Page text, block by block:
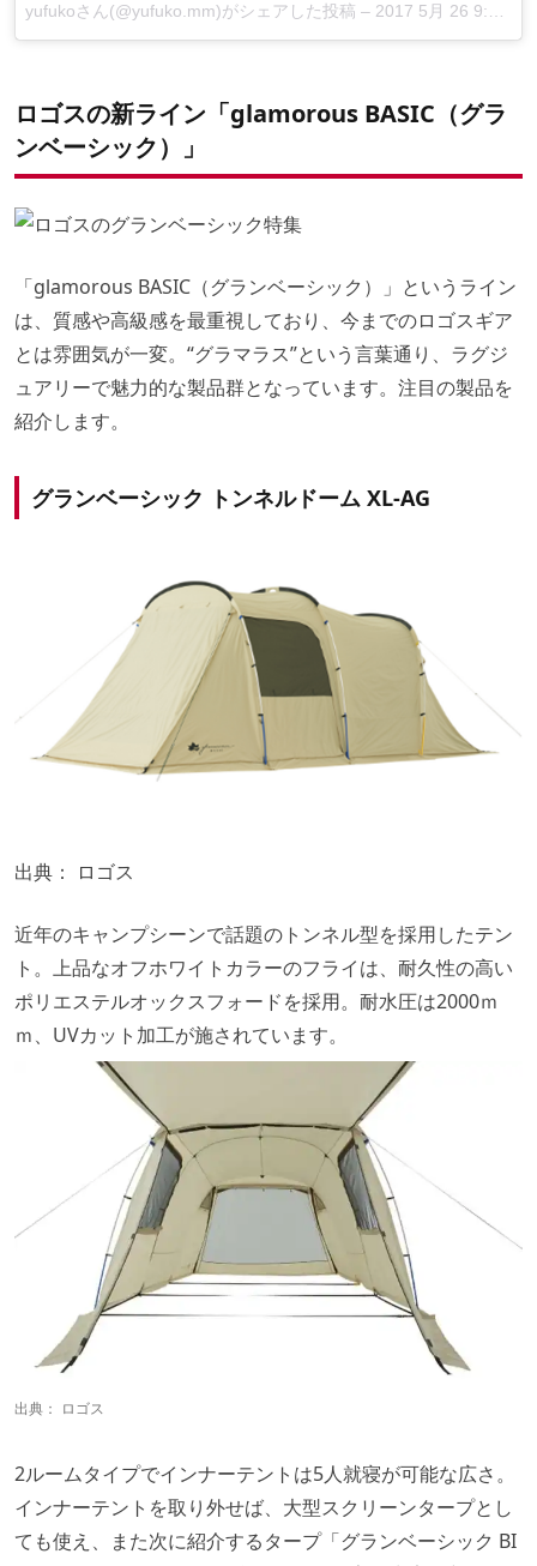
yufukoさん(@yufuko.mm)がシェアした投稿 – 2017 5月 26 9:50午後 PDT
ロゴスの新ライン「glamorous BASIC（グラ
ンベーシック）」
「glamorous BASIC（グランベーシック）」というライン
は、質感や高級感を最重視しており、今までのロゴスギア
とは雰囲気が一変。“グラマラス”という言葉通り、ラグジ
ュアリーで魅力的な製品群となっています。注目の製品を
紹介します。
グランベーシック トンネルドーム XL-AG
出典： ロゴス
近年のキャンプシーンで話題のトンネル型を採用したテン
ト。上品なオフホワイトカラーのフライは、耐久性の高い
ポリエステルオックスフォードを採用。耐水圧は2000ｍ
ｍ、UVカット加工が施されています。
出典： ロゴス
2ルームタイプでインナーテントは5人就寝が可能な広さ。
インナーテントを取り外せば、大型スクリーンタープとし
ても使え、また次に紹介するタープ「グランベーシック BI